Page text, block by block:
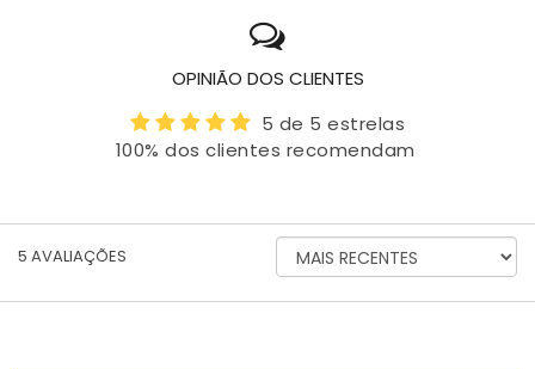
OPINIÃO DOS CLIENTES
5 de 5 estrelas
100% dos clientes recomendam
5 AVALIAÇÕES
ORDENAR
AVALIAÇÕES